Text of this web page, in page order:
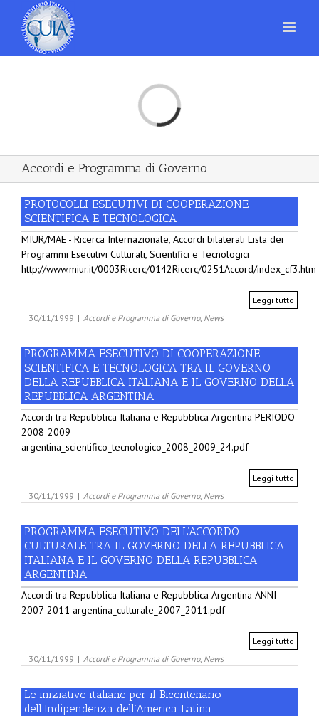
Loading...
Accordi e Programma di Governo
PROTOCOLLI ESECUTIVI DI COOPERAZIONE
SCIENTIFICA E TECNOLOGICA
MIUR/MAE - Ricerca Internazionale, Accordi bilaterali Lista dei
Programmi Esecutivi Culturali, Scientifici e Tecnologici
http://www.miur.it/0003Ricerc/0142Ricerc/0251Accord/index_cf3.htm
Leggi tutto
30/11/1999 | Accordi e Programma di Governo, News
PROGRAMMA ESECUTIVO DI COOPERAZIONE
SCIENTIFICA E TECNOLOGICA TRA IL GOVERNO
DELLA REPUBBLICA ITALIANA E IL GOVERNO DELLA
REPUBBLICA ARGENTINA
Accordi tra Repubblica Italiana e Repubblica Argentina PERIODO
2008-2009
argentina_scientifico_tecnologico_2008_2009_24.pdf
Leggi tutto
30/11/1999 | Accordi e Programma di Governo, News
PROGRAMMA ESECUTIVO DELL’ACCORDO
CULTURALE TRA IL GOVERNO DELLA REPUBBLICA
ITALIANA E IL GOVERNO DELLA REPUBBLICA
ARGENTINA
Accordi tra Repubblica Italiana e Repubblica Argentina ANNI
2007-2011 argentina_culturale_2007_2011.pdf
Leggi tutto
30/11/1999 | Accordi e Programma di Governo, News
Le iniziative italiane per il Bicentenario
dell’Indipendenza dell’America Latina